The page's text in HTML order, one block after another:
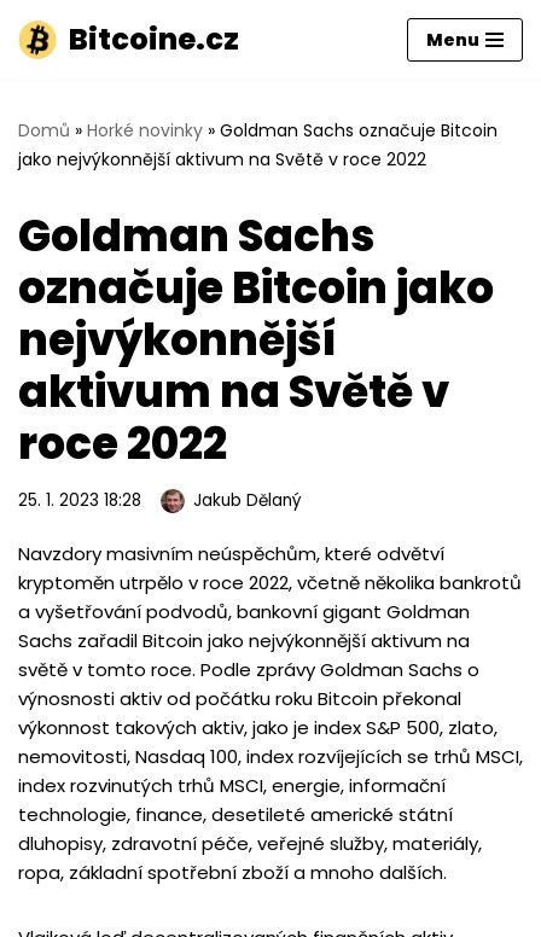
Přeskočit
obsah
Bitcoine.cz Menu
Domů » Horké novinky » Goldman Sachs označuje Bitcoin
jako nejvýkonnější aktivum na Světě v roce 2022
Goldman Sachs
označuje Bitcoin jako
nejvýkonnější
aktivum na Světě v
roce 2022
25. 1. 2023 18:28 Jakub Dělaný
Navzdory masivním neúspěchům, které odvětví
kryptoměn utrpělo v roce 2022, včetně několika bankrotů
a vyšetřování podvodů, bankovní gigant Goldman
Sachs zařadil Bitcoin jako nejvýkonnější aktivum na
světě v tomto roce. Podle zprávy Goldman Sachs o
výnosnosti aktiv od počátku roku Bitcoin překonal
výkonnost takových aktiv, jako je index S&P 500, zlato,
nemovitosti, Nasdaq 100, index rozvíjejících se trhů MSCI,
index rozvinutých trhů MSCI, energie, informační
technologie, finance, desetileté americké státní
dluhopisy, zdravotní péče, veřejné služby, materiály,
ropa, základní spotřební zboží a mnoho dalších.